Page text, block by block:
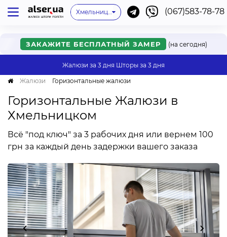
Нет моего города
Киев
Одесса
Львов Ивано-Франковск
Хмельницкий
(067)583-78-78
ЗАКАЖИТЕ БЕСПЛАТНЫЙ ЗАМЕР (на сегодня)
Жалюзи за 3 дня Шторы за 3 дня
Жалюзи Горизонтальные жалюзи
Горизонтальные Жалюзи в
Хмельницком
Всё "под ключ" за 3 рабочих дня или вернем 100
грн за каждый день задержки вашего заказа